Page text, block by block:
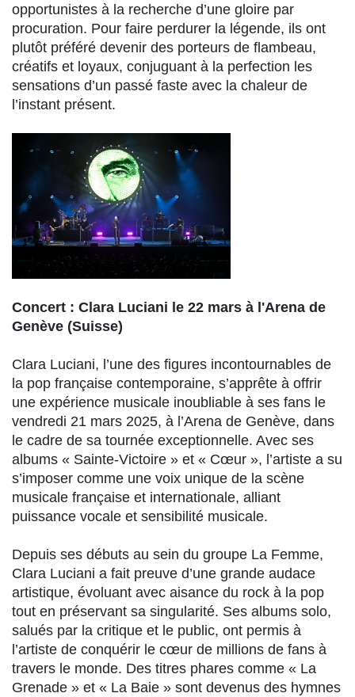
opportunistes à la recherche d’une gloire par
procuration. Pour faire perdurer la légende, ils ont
plutôt préféré devenir des porteurs de flambeau,
créatifs et loyaux, conjuguant à la perfection les
sensations d’un passé faste avec la chaleur de
l’instant présent.
Concert : Clara Luciani le 22 mars à l'Arena de
Genève (Suisse)
Clara Luciani, l’une des figures incontournables de
la pop française contemporaine, s’apprête à offrir
une expérience musicale inoubliable à ses fans le
vendredi 21 mars 2025, à l’Arena de Genève, dans
le cadre de sa tournée exceptionnelle. Avec ses
albums « Sainte-Victoire » et « Cœur », l’artiste a su
s’imposer comme une voix unique de la scène
musicale française et internationale, alliant
puissance vocale et sensibilité musicale.
Depuis ses débuts au sein du groupe La Femme,
Clara Luciani a fait preuve d’une grande audace
artistique, évoluant avec aisance du rock à la pop
tout en préservant sa singularité. Ses albums solo,
salués par la critique et le public, ont permis à
l’artiste de conquérir le cœur de millions de fans à
travers le monde. Des titres phares comme « La
Grenade » et « La Baie » sont devenus des hymnes